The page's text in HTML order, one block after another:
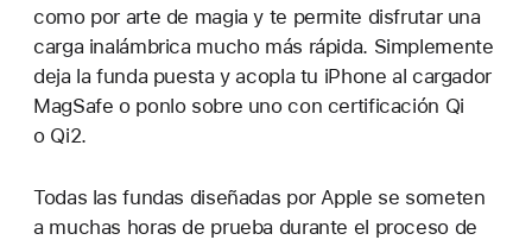
como por arte de magia y te permite disfrutar una
carga inalámbrica mucho más rápida. Simplemente
deja la funda puesta y acopla tu iPhone al cargador
MagSafe o ponlo sobre uno con certificación Qi
o Qi2.
Todas las fundas diseñadas por Apple se someten
a muchas horas de prueba durante el proceso de